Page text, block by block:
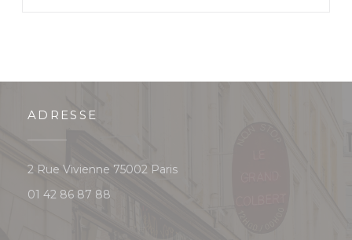
ADRESSE
2 Rue Vivienne 75002 Paris((ouvre une nouvelle fenêtre))
01 42 86 87 88